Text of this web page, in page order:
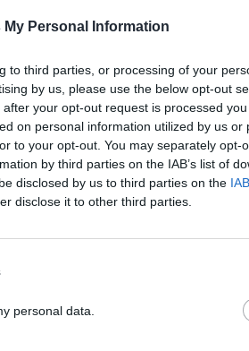
My Personal Information
to third parties, or processing of your
by us, please use the below opt-out
your opt-out request is processed
on personal information utilized by us or
to your opt-out. You may separately opt-
by third parties on the IAB’s list of
disclosed by us to third parties on the
disclose it to other third parties.
personal data.